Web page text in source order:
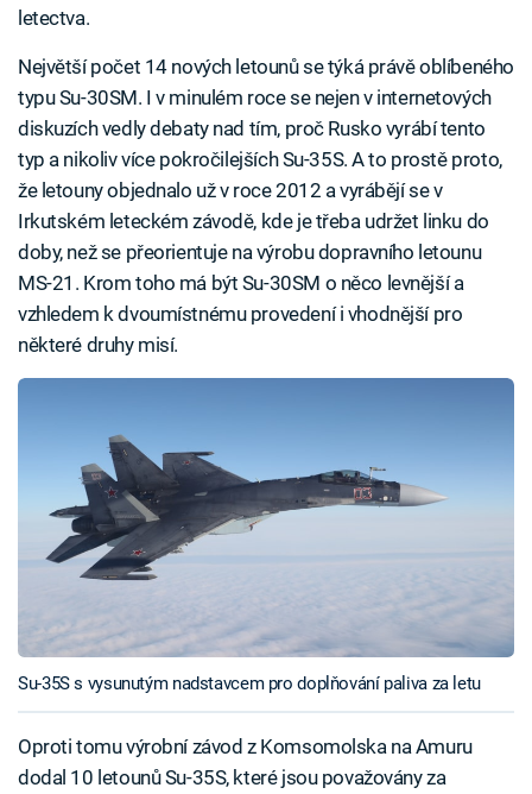
letectva.
Největší počet 14 nových letounů se týká právě oblíbeného
typu Su-30SM. I v minulém roce se nejen v internetových
diskuzích vedly debaty nad tím, proč Rusko vyrábí tento
typ a nikoliv více pokročilejších Su-35S. A to prostě proto,
že letouny objednalo už v roce 2012 a vyrábějí se v
Irkutském leteckém závodě, kde je třeba udržet linku do
doby, než se přeorientuje na výrobu dopravního letounu
MS-21. Krom toho má být Su-30SM o něco levnější a
vzhledem k dvoumístnému provedení i vhodnější pro
některé druhy misí.
Su-35S s vysunutým nadstavcem pro doplňování paliva za letu
Oproti tomu výrobní závod z Komsomolska na Amuru
dodal 10 letounů Su-35S, které jsou považovány za